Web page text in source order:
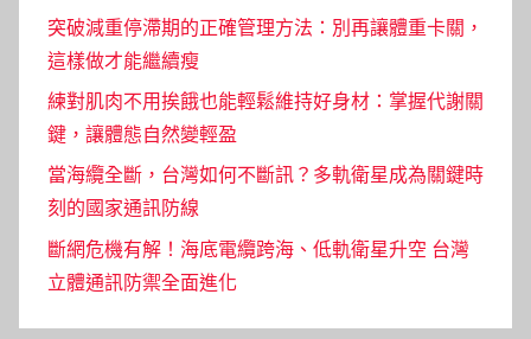
突破減重停滯期的正確管理方法：別再讓體重卡關，
這樣做才能繼續瘦
練對肌肉不用挨餓也能輕鬆維持好身材：掌握代謝關
鍵，讓體態自然變輕盈
當海纜全斷，台灣如何不斷訊？多軌衛星成為關鍵時
刻的國家通訊防線
斷網危機有解！海底電纜跨海、低軌衛星升空 台灣
立體通訊防禦全面進化